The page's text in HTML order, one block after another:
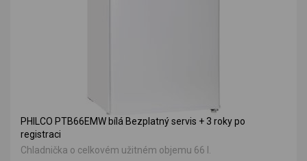
PHILCO PTB66EMW bílá Bezplatný servis + 3 roky po
registraci
Chladnička o celkovém užitném objemu 66 l.